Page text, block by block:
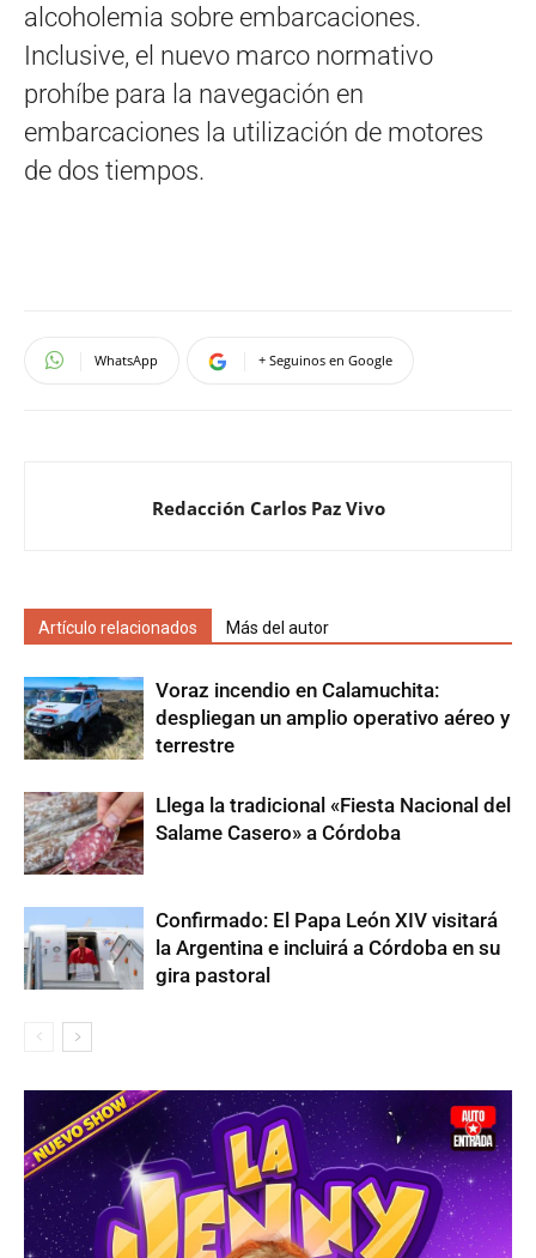
alcoholemia sobre embarcaciones.
Inclusive, el nuevo marco normativo
prohíbe para la navegación en
embarcaciones la utilización de motores
de dos tiempos.
WhatsApp + Seguinos en Google
Redacción Carlos Paz Vivo
Artículo relacionados Más del autor
Voraz incendio en Calamuchita:
despliegan un amplio operativo aéreo y
terrestre
Llega la tradicional «Fiesta Nacional del
Salame Casero» a Córdoba
Confirmado: El Papa León XIV visitará
la Argentina e incluirá a Córdoba en su
gira pastoral